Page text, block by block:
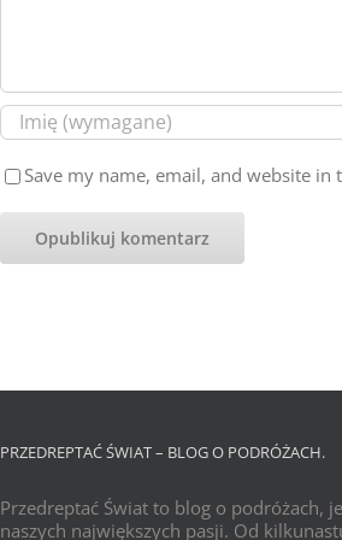
Save my name, email, and website
PRZEDREPTAĆ ŚWIAT – BLOG O PODRÓŻACH.
Przedreptać Świat to blog o podróżach,
naszych największych pasji. Od